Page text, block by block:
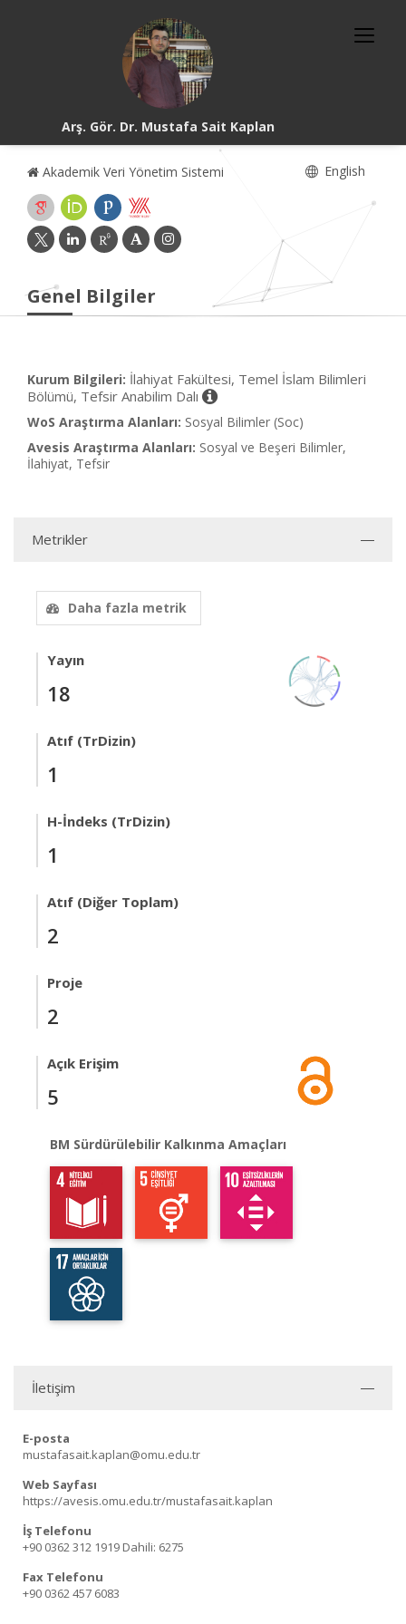
Arş. Gör. Dr. Mustafa Sait Kaplan
Akademik Veri Yönetim Sistemi English
Genel Bilgiler
Kurum Bilgileri: İlahiyat Fakültesi, Temel İslam Bilimleri
Bölümü, Tefsir Anabilim Dalı
WoS Araştırma Alanları: Sosyal Bilimler (Soc)
Avesis Araştırma Alanları: Sosyal ve Beşeri Bilimler,
İlahiyat, Tefsir
Metrikler
Daha fazla metrik
Yayın
18
Atıf (TrDizin)
1
H-İndeks (TrDizin)
1
Atıf (Diğer Toplam)
2
Proje
2
Açık Erişim
5
BM Sürdürülebilir Kalkınma Amaçları
İletişim
E-posta
mustafasait.kaplan@omu.edu.tr
Web Sayfası
https://avesis.omu.edu.tr/mustafasait.kaplan
İş Telefonu
+90 0362 312 1919 Dahili: 6275
Fax Telefonu
+90 0362 457 6083